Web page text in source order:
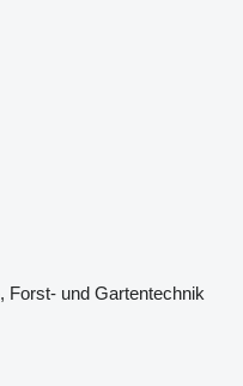
Forst- und Gartentechnik